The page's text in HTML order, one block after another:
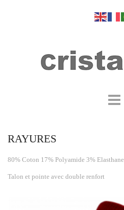
RAYURES
80% Coton 17% Polyamide 3% Elasthane
Talon et pointe avec double renfort